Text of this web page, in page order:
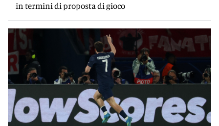
in termini di proposta di gioco